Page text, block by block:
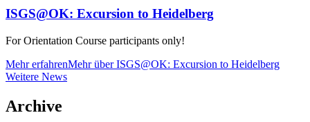
ISGS@OK: Excursion to Heidelberg
For Orientation Course participants only!
Mehr erfahrenMehr über ISGS@OK: Excursion to Heidelberg
Weitere NewsWeitere
Archive